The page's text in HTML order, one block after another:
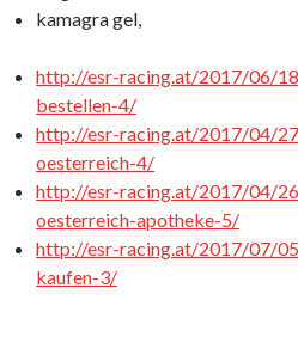
kamagra gel,
http://esr-racing.at/2017/06/
bestellen-4/
http://esr-racing.at/2017/04/
oesterreich-4/
http://esr-racing.at/2017/04/
oesterreich-apotheke-5/
http://esr-racing.at/2017/07/
kaufen-3/